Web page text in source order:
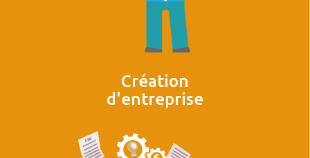
Création
d'entreprise